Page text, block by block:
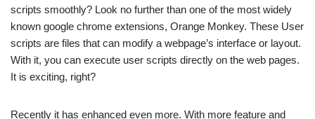
scripts smoothly? Look no further than one of the most widely
known google chrome extensions, Orange Monkey. These User
scripts are files that can modify a webpage’s interface or layout.
With it, you can execute user scripts directly on the web pages.
It is exciting, right?
Recently it has enhanced even more. With more feature and